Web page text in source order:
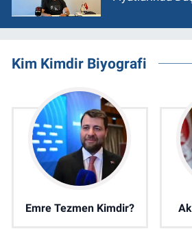
Kim Kimdir Biyografi
Emre Tezmen Kimdir?